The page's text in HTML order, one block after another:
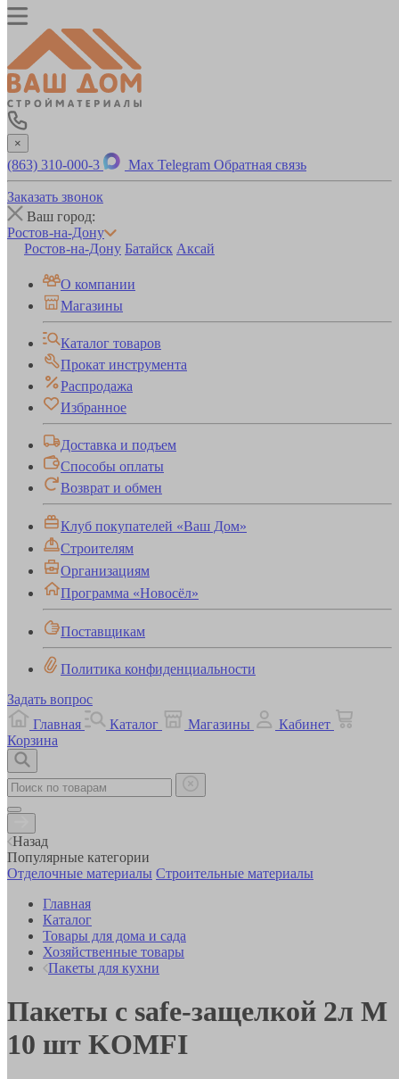
×
(863) 310-000-3 Max Telegram Обратная связь
Заказать звонок
Ваш город:
Ростов-на-Дону
Ростов-на-Дону Батайск Аксай
О компании
Магазины
Каталог товаров
Прокат инструмента
Распродажа
Избранное
Доставка и подъем
Способы оплаты
Возврат и обмен
Клуб покупателей «Ваш Дом»
Строителям
Организациям
Программа «Новосёл»
Поставщикам
Политика конфиденциальности
Задать вопрос
Главная
Каталог Магазины
Кабинет
Корзина
Назад
Популярные категории
Отделочные материалы Строительные материалы
Главная
Каталог
Товары для дома и сада
Хозяйственные товары
Пакеты для кухни
Пакеты с safe-защелкой 2л М
10 шт KOMFI